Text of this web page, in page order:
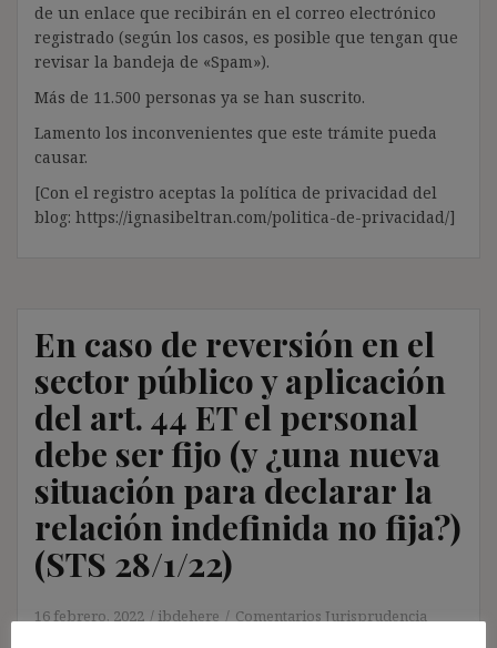
de un enlace que recibirán en el correo electrónico
registrado (según los casos, es posible que tengan que
revisar la bandeja de «Spam»).
Más de 11.500 personas ya se han suscrito.
Lamento los inconvenientes que este trámite pueda
causar.
[Con el registro aceptas la política de privacidad del
blog: https://ignasibeltran.com/politica-de-privacidad/]
En caso de reversión en el
sector público y aplicación
del art. 44 ET el personal
debe ser fijo (y ¿una nueva
situación para declarar la
relación indefinida no fija?)
(STS 28/1/22)
16 febrero, 2022 ibdehere Comentarios Jurisprudencia